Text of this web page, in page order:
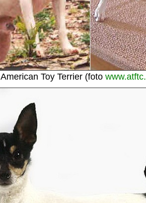
American Toy Terrier (foto